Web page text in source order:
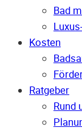
Bad
Kosten
Ratgeber
Rund